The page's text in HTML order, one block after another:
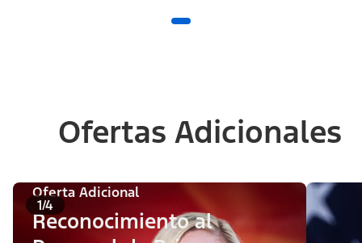
Ofertas Adicionales
1/4
Oferta Adicional
Reconocimiento al